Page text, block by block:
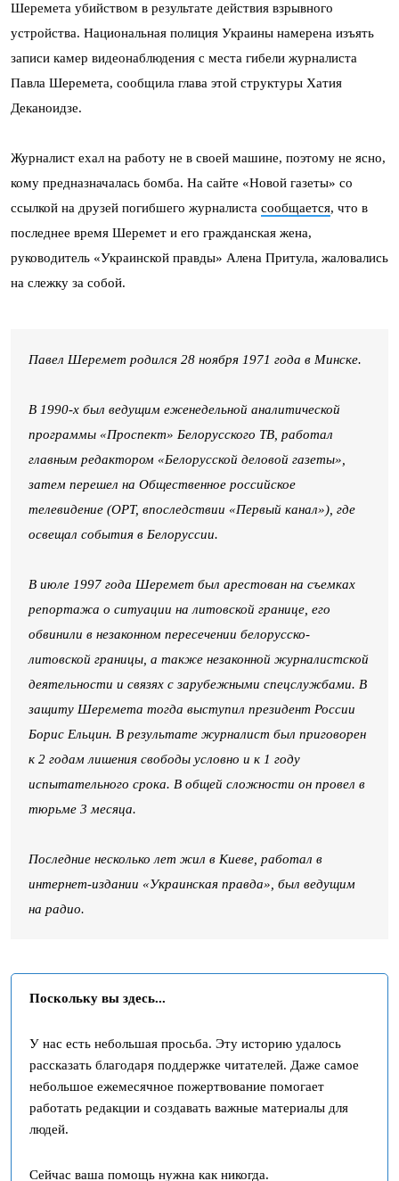
Шеремета убийством в результате действия взрывного
устройства. Национальная полиция Украины намерена изъять
записи камер видеонаблюдения с места гибели журналиста
Павла Шеремета, сообщила глава этой структуры Хатия
Деканоидзе.
Журналист ехал на работу не в своей машине, поэтому не ясно,
кому предназначалась бомба. На сайте «Новой газеты» со
ссылкой на друзей погибшего журналиста сообщается, что в
последнее время Шеремет и его гражданская жена,
руководитель «Украинской правды» Алена Притула, жаловались
на слежку за собой.
Павел Шеремет родился 28 ноября 1971 года в Минске.
В 1990-х был ведущим еженедельной аналитической
программы «Проспект» Белорусского ТВ, работал
главным редактором «Белорусской деловой газеты»,
затем перешел на Общественное российское
телевидение (ОРТ, впоследствии «Первый канал»), где
освещал события в Белоруссии.
В июле 1997 года Шеремет был арестован на съемках
репортажа о ситуации на литовской границе, его
обвинили в незаконном пересечении белорусско-
литовской границы, а также незаконной журналистской
деятельности и связях с зарубежными спецслужбами. В
защиту Шеремета тогда выступил президент России
Борис Ельцин. В результате журналист был приговорен
к 2 годам лишения свободы условно и к 1 году
испытательного срока. В общей сложности он провел в
тюрьме 3 месяца.
Последние несколько лет жил в Киеве, работал в
интернет-издании «Украинская правда», был ведущим
на радио.
Поскольку вы здесь...
У нас есть небольшая просьба. Эту историю удалось
рассказать благодаря поддержке читателей. Даже самое
небольшое ежемесячное пожертвование помогает
работать редакции и создавать важные материалы для
людей.
Сейчас ваша помощь нужна как никогда.